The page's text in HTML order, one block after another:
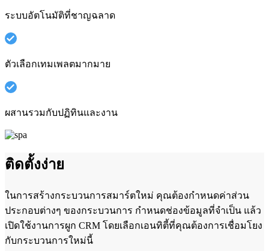
ระบบอัตโนมัติที่ชาญฉลาด
ตัวเลือกเทมเพลตมากมาย
ผสานรวมกับปฏิทินและงาน
ติดตั้งง่าย
ในการสร้างกระบวนการสมาร์ตใหม่ คุณต้องกำหนดค่าส่วน
ประกอบต่างๆ ของกระบวนการ กำหนดช่องข้อมูลที่จำเป็น แล้ว
เปิดใช้งานการผูก CRM โดยเลือกเอนทิตี้ที่คุณต้องการเชื่อมโยง
กับกระบวนการใหม่นี้